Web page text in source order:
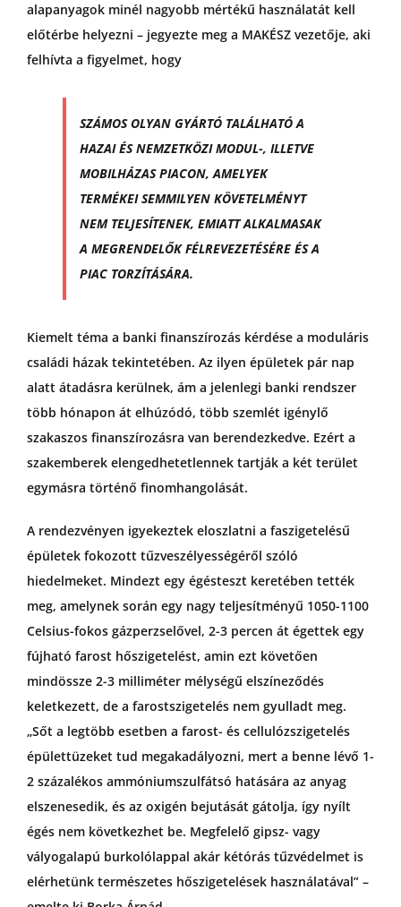
alapanyagok minél nagyobb mértékű használatát kell
előtérbe helyezni – jegyezte meg a MAKÉSZ vezetője, aki
felhívta a figyelmet, hogy
SZÁMOS OLYAN GYÁRTÓ TALÁLHATÓ A
HAZAI ÉS NEMZETKÖZI MODUL-, ILLETVE
MOBILHÁZAS PIACON, AMELYEK
TERMÉKEI SEMMILYEN KÖVETELMÉNYT
NEM TELJESÍTENEK, EMIATT ALKALMASAK
A MEGRENDELŐK FÉLREVEZETÉSÉRE ÉS A
PIAC TORZÍTÁSÁRA.
Kiemelt téma a banki finanszírozás kérdése a moduláris
családi házak tekintetében. Az ilyen épületek pár nap
alatt átadásra kerülnek, ám a jelenlegi banki rendszer
több hónapon át elhúzódó, több szemlét igénylő
szakaszos finanszírozásra van berendezkedve. Ezért a
szakemberek elengedhetetlennek tartják a két terület
egymásra történő finomhangolását.
A rendezvényen igyekeztek eloszlatni a faszigetelésű
épületek fokozott tűzveszélyességéről szóló
hiedelmeket. Mindezt egy égésteszt keretében tették
meg, amelynek során egy nagy teljesítményű 1050-1100
Celsius-fokos gázperzselővel, 2-3 percen át égettek egy
fújható farost hőszigetelést, amin ezt követően
mindössze 2-3 milliméter mélységű elszíneződés
keletkezett, de a farostszigetelés nem gyulladt meg.
„Sőt a legtöbb esetben a farost- és cellulózszigetelés
épülettüzeket tud megakadályozni, mert a benne lévő 1-
2 százalékos ammóniumszulfátsó hatására az anyag
elszenesedik, és az oxigén bejutását gátolja, így nyílt
égés nem következhet be. Megfelelő gipsz- vagy
vályogalapú burkolólappal akár kétórás tűzvédelmet is
elérhetünk természetes hőszigetelések használatával” –